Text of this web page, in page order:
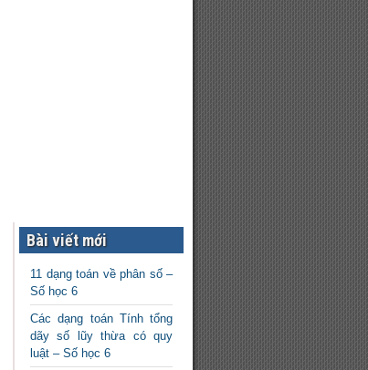
Bài viết mới
11 dạng toán về phân số –
Số học 6
Các dạng toán Tính tổng
dãy số lũy thừa có quy
luật – Số học 6